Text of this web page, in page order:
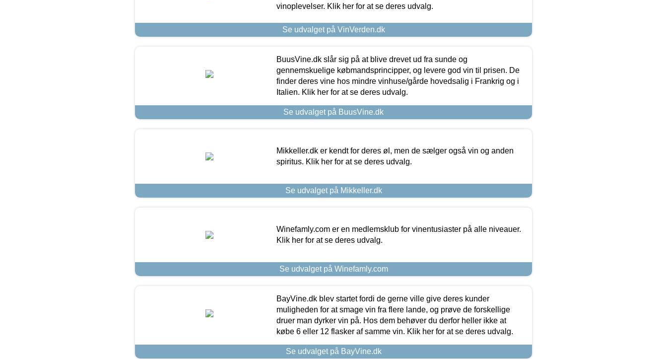
vinoplevelser. Klik her for at se deres udvalg.
Se udvalget på VinVerden.dk
BuusVine.dk slår sig på at blive drevet ud fra sunde og
gennemskuelige købmandsprincipper, og levere god vin til prisen. De
finder deres vine hos mindre vinhuse/gårde hovedsalig i Frankrig og i
Italien. Klik her for at se deres udvalg.
Se udvalget på BuusVine.dk
Mikkeller.dk er kendt for deres øl, men de sælger også vin og anden
spiritus. Klik her for at se deres udvalg.
Se udvalget på Mikkeller.dk
Winefamly.com er en medlemsklub for vinentusiaster på alle niveauer.
Klik her for at se deres udvalg.
Se udvalget på Winefamly.com
BayVine.dk blev startet fordi de gerne ville give deres kunder
muligheden for at smage vin fra flere lande, og prøve de forskellige
druer man dyrker vin på. Hos dem behøver du derfor heller ikke at
købe 6 eller 12 flasker af samme vin. Klik her for at se deres udvalg.
Se udvalget på BayVine.dk